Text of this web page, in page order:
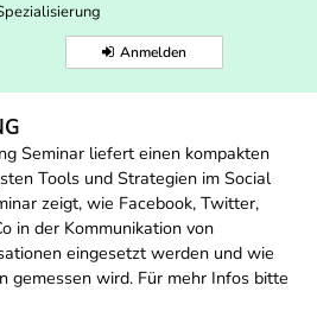
Anmelden
Seminar liefert einen kompakten
Tools und Strategien im Social
zeigt, wie Facebook, Twitter,
in der Kommunikation von
eingesetzt werden und wie
gemessen wird. Für mehr Infos bitte